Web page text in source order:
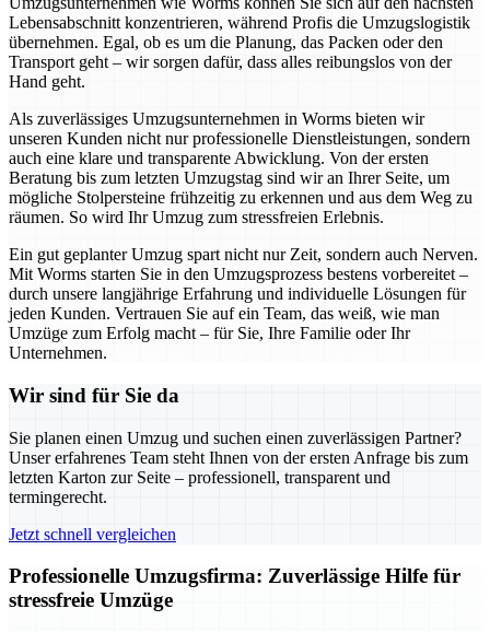
Lebensabschnitt konzentrieren, während Profis die Umzugslogistik
übernehmen. Egal, ob es um die Planung, das Packen oder den
Transport geht – wir sorgen dafür, dass alles reibungslos von der
Hand geht.
Als zuverlässiges Umzugsunternehmen in Worms bieten wir
unseren Kunden nicht nur professionelle Dienstleistungen, sondern
auch eine klare und transparente Abwicklung. Von der ersten
Beratung bis zum letzten Umzugstag sind wir an Ihrer Seite, um
mögliche Stolpersteine frühzeitig zu erkennen und aus dem Weg zu
räumen. So wird Ihr Umzug zum stressfreien Erlebnis.
Ein gut geplanter Umzug spart nicht nur Zeit, sondern auch Nerven.
Mit Worms starten Sie in den Umzugsprozess bestens vorbereitet –
durch unsere langjährige Erfahrung und individuelle Lösungen für
jeden Kunden. Vertrauen Sie auf ein Team, das weiß, wie man
Umzüge zum Erfolg macht – für Sie, Ihre Familie oder Ihr
Unternehmen.
Wir sind für Sie da
Sie planen einen Umzug und suchen einen zuverlässigen Partner?
Unser erfahrenes Team steht Ihnen von der ersten Anfrage bis zum
letzten Karton zur Seite – professionell, transparent und
termingerecht.
Jetzt schnell vergleichen
Professionelle Umzugsfirma: Zuverlässige Hilfe für
stressfreie Umzüge